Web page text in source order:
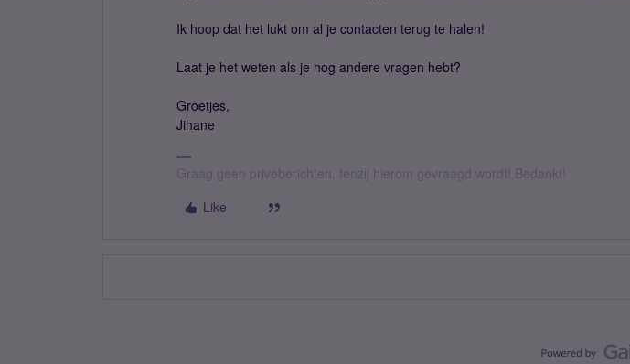
Ik hoop dat het lukt om al je contacten terug te halen!
Laat je het weten als je nog andere vragen hebt?
Groetjes,
Jihane
Graag geen privéberichten, tenzij hierom gevraagd wordt! Bedankt!
Like